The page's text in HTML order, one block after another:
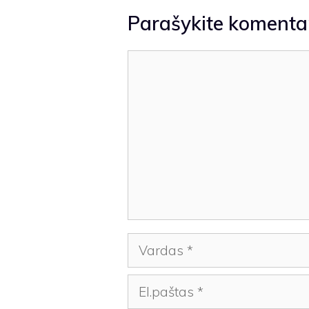
Parašykite
Vardas
El.paštas